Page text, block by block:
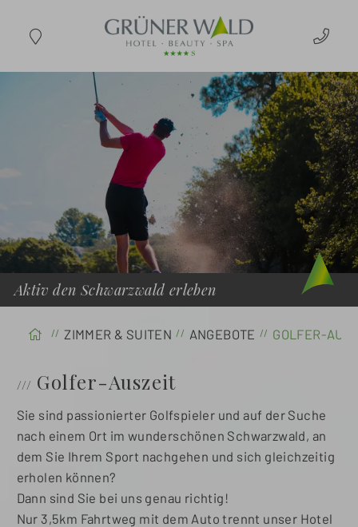
Aktiv den Schwarzwald erleben
ZIMMER & SUITEN ANGEBOTE GOLFER-
Golfer-Auszeit
Sie sind passionierter Golfspieler und auf der Suche
nach einem Ort im wunderschönen Schwarzwald, an
dem Sie Ihrem Sport nachgehen und sich gleichzeitig
erholen können?
Dann sind Sie bei uns genau richtig!
Nur 3,5km Fahrtweg mit dem Auto trennt unser Hotel